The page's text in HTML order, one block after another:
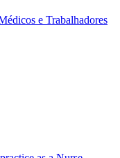
e Trabalhadores